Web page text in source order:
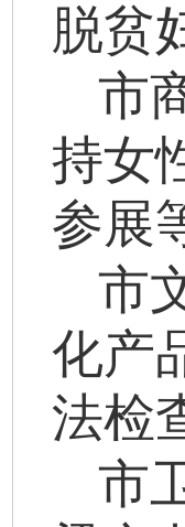
脱贫
市
持女
参展
市
化产
法检
市